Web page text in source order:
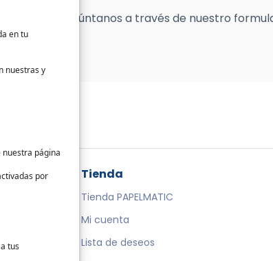
en tu
nuestras y
nuestra página
por
tus
Pregúntanos a través de nuestro
Tienda
Tienda PAPELMATIC
Mi cuenta
Lista de deseos